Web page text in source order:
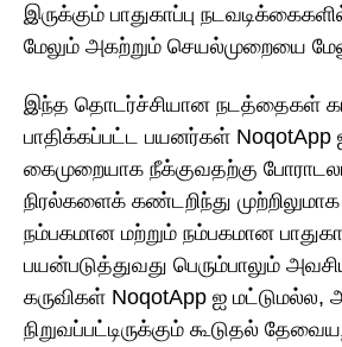
இருக்கும் பாதுகாப்பு
மேலும் அகற்றும் செயல்முறையை
இந்த தொடர்ச்சியான நடத்தைகள்
பாதிக்கப்பட்ட பயனர்கள் NoqotApp ஐ
கைமுறையாக நீக்குவதற்கு
நிரல்களைக் கண்டறிந்து
நம்பகமான மற்றும் நம்பகமான
பயன்படுத்துவது பெரும்பாலும்
கருவிகள் NoqotApp ஐ
நிறுவப்பட்டிருக்கும் கூடுதல்